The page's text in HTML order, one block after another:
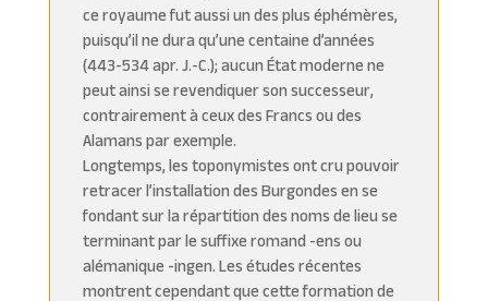
ce royaume fut aussi un des plus éphémères,
puisqu’il ne dura qu’une centaine d’années
(443-534 apr. J.-C.); aucun État moderne ne
peut ainsi se revendiquer son successeur,
contrairement à ceux des Francs ou des
Alamans par exemple.
Longtemps, les toponymistes ont cru pouvoir
retracer l’installation des Burgondes en se
fondant sur la répartition des noms de lieu se
terminant par le suffixe romand -ens ou
alémanique -ingen. Les études récentes
montrent cependant que cette formation de